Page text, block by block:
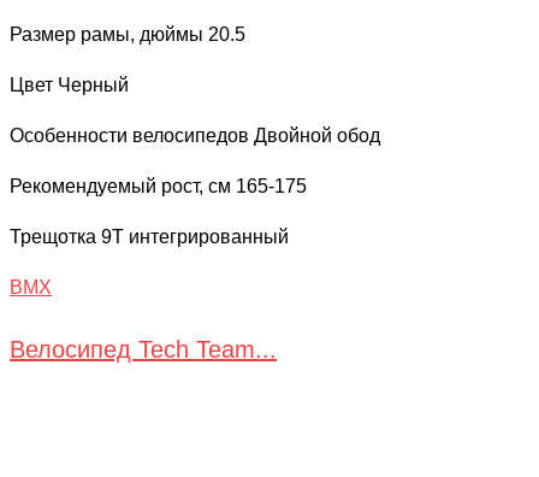
Размер рамы, дюймы 20.5
Цвет Черный
Особенности велосипедов Двойной обод
Рекомендуемый рост, см 165-175
Трещотка 9T интегрированный
BMX
Велосипед Tech Team...